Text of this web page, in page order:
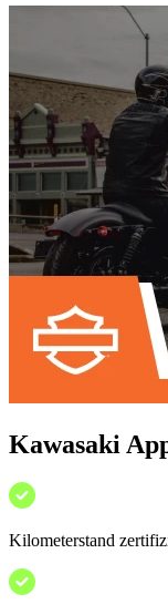
Kawasaki
Kilometerstand